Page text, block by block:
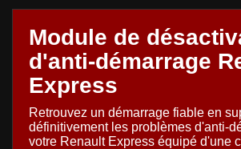
Module de
d'anti-démarrage
Express
Retrouvez un démarrage fiable en
définitivement les problèmes d'anti-
votre Renault Express équipé d'une